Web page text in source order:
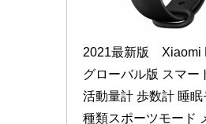
2021最新版　Xiaomi
グローバル版 スマー
活動量計 歩数計 睡
種類スポーツモード